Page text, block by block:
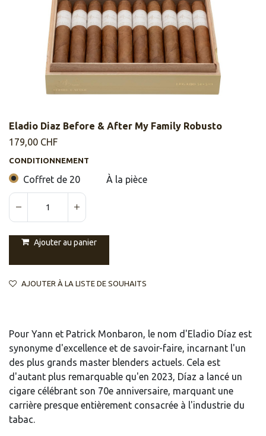
Eladio Diaz Before & After My Family Robusto
179,00 CHF
CONDITIONNEMENT
Coffret de 20 À la pièce
Ajouter au panier
AJOUTER À LA LISTE DE SOUHAITS
Pour Yann et Patrick Monbaron, le nom d'Eladio Díaz est
synonyme d'excellence et de savoir-faire, incarnant l'un
des plus grands master blenders actuels. Cela est
d'autant plus remarquable qu'en 2023, Díaz a lancé un
cigare célébrant son 70e anniversaire, marquant une
carrière presque entièrement consacrée à l'industrie du
tabac.